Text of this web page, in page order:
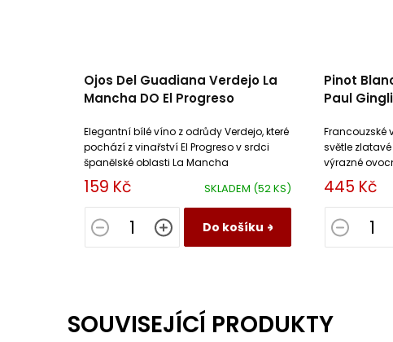
Ojos Del Guadiana Verdejo La
Mancha DO El Progreso
SKLADEM (52 KS)
159 Kč
Do košíku
Elegantní bílé víno z odrůdy Verdejo, které
pochází z vinařství El Progreso v srdci
španělské oblasti La Mancha
Pinot
Paul
445 Kč
Francouzské
světle
výrazné
svěžest
texturou.
SOUVISEJÍCÍ PRODUKTY